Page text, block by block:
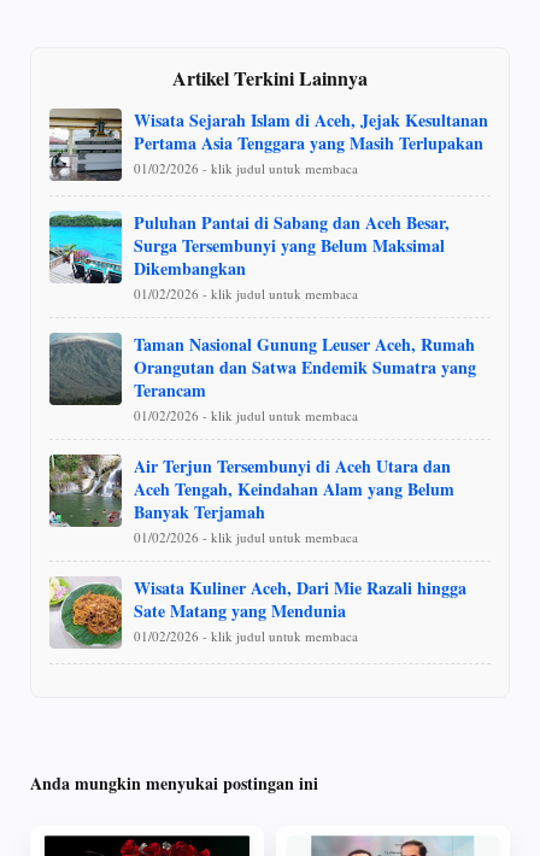
Artikel Terkini Lainnya
Wisata Sejarah Islam di Aceh, Jejak Kesultanan
Pertama Asia Tenggara yang Masih Terlupakan
01/02/2026 - klik judul untuk membaca
Puluhan Pantai di Sabang dan Aceh Besar,
Surga Tersembunyi yang Belum Maksimal
Dikembangkan
01/02/2026 - klik judul untuk membaca
Taman Nasional Gunung Leuser Aceh, Rumah
Orangutan dan Satwa Endemik Sumatra yang
Terancam
01/02/2026 - klik judul untuk membaca
Air Terjun Tersembunyi di Aceh Utara dan
Aceh Tengah, Keindahan Alam yang Belum
Banyak Terjamah
01/02/2026 - klik judul untuk membaca
Wisata Kuliner Aceh, Dari Mie Razali hingga
Sate Matang yang Mendunia
01/02/2026 - klik judul untuk membaca
Anda mungkin menyukai postingan ini